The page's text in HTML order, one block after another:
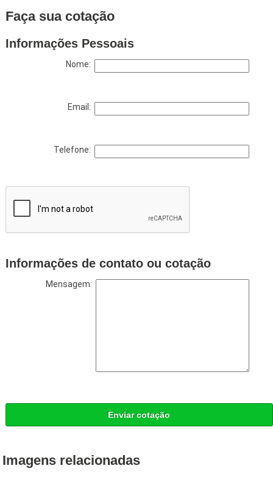
Faça sua cotação
Informações Pessoais
Nome:
Email:
Telefone:
Informações de contato ou cotação
Mensagem:
Enviar cotação
Imagens relacionadas